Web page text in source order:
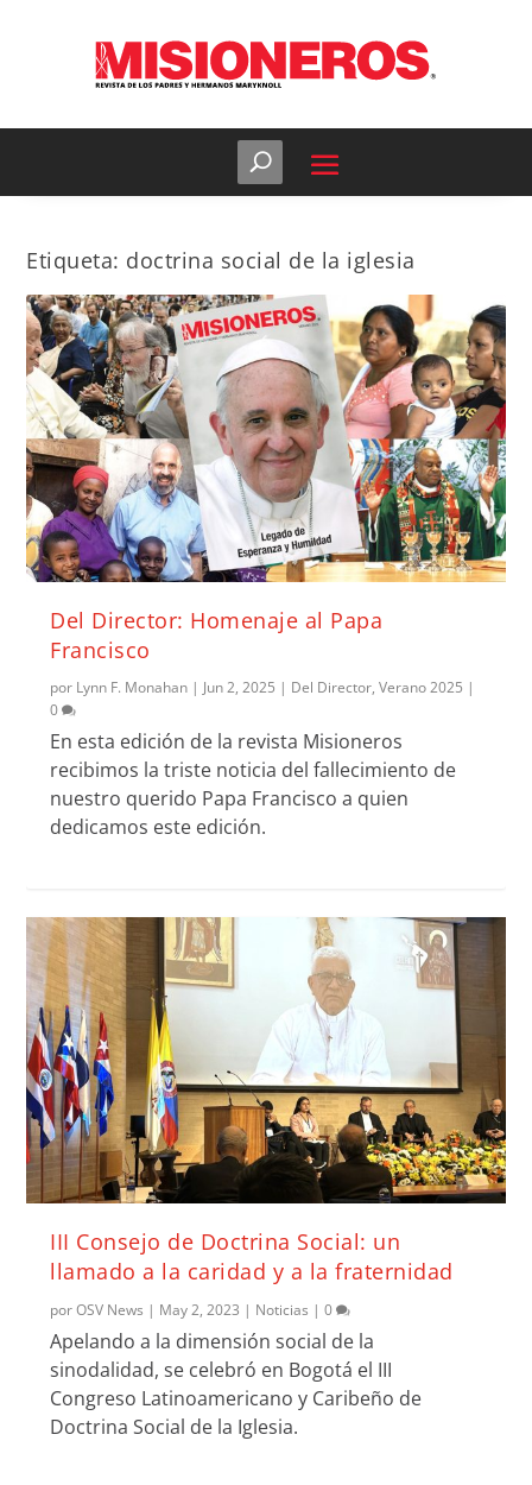
Etiqueta: doctrina social de la iglesia
Del Director: Homenaje al Papa
Francisco
por Lynn F. Monahan | Jun 2, 2025 | Del Director,Verano 2025 |
0
En esta edición de la revista Misioneros
recibimos la triste noticia del fallecimiento de
nuestro querido Papa Francisco a quien
dedicamos este edición.
III Consejo de Doctrina Social: un
llamado a la caridad y a la fraternidad
porOSV News | May 2, 2023 | Noticias |0
Apelando a la dimensión social de la
sinodalidad, se celebró en Bogotá el III
Congreso Latinoamericano y Caribeño de
Doctrina Social de la Iglesia.